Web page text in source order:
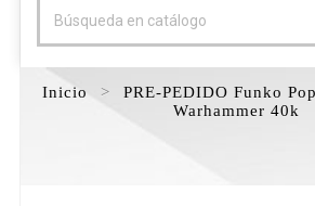
Inicio
PRE-PEDIDO Funko
Warhammer 40k